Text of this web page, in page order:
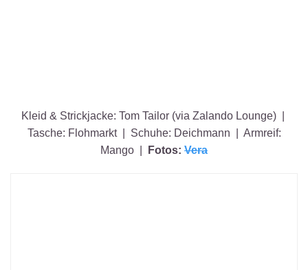
Kleid & Strickjacke: Tom Tailor (via Zalando Lounge) |
Tasche: Flohmarkt | Schuhe: Deichmann | Armreif:
Mango |
Fotos: Vera